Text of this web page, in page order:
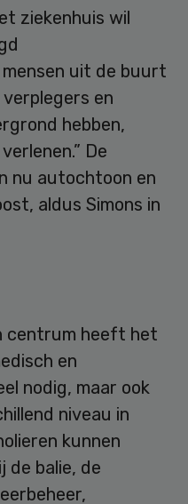
ziekenhuis wil
uit de buurt
verplegers en
hebben,
De
nu autochtoon en
aldus Simons in
centrum heeft het
en
nodig, maar ook
niveau in
kunnen
de balie, de